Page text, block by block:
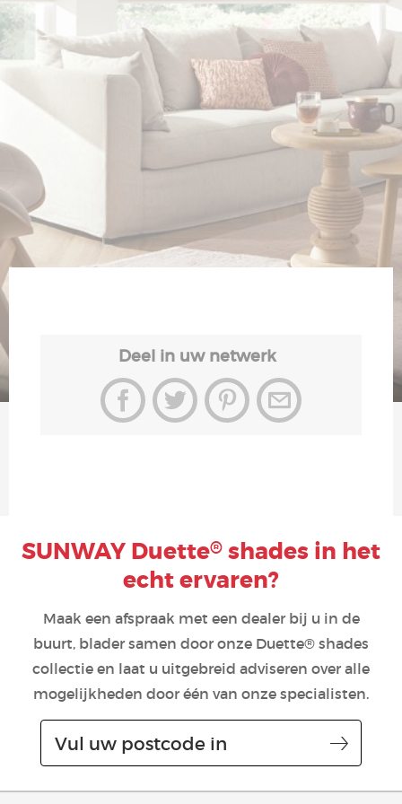
Deel in uw netwerk
SUNWAY Duette® shades in het
echt ervaren?
Maak een afspraak met een dealer bij u in de
buurt, blader samen door onze Duette® shades
collectie en laat u uitgebreid adviseren over alle
mogelijkheden door één van onze specialisten.
Veiligheid
Contact